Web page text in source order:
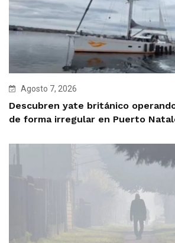
Agosto 7, 2026
Descubren yate británico
de forma irregular en Puerto